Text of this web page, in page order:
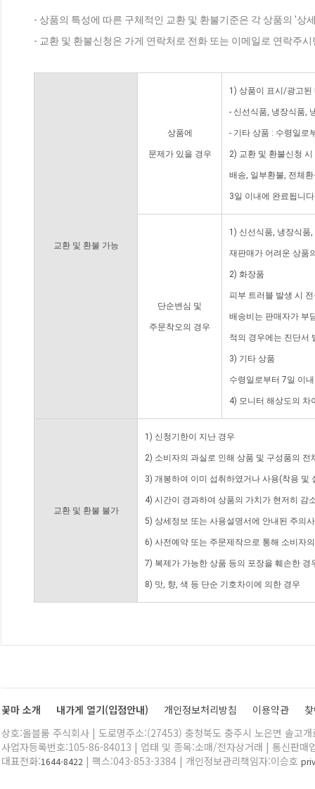
- 상품의 특성에 따른 구체적인 교환 및 환불기준은 각 상품의 '상
- 교환 및 환불신청은 가게 연락처로 전화 또는 이메일로 연락주
교환 및 환불 가능
상품에
문제가 있을 경우
1) 상품이 표시/광고된
- 신선식품, 냉장식품,
- 기타 상품 : 수령일로
2) 교환 및 환불신청
배송, 일부환불, 전체
3일 이내에 완료됩니
단순변심 및
주문착오의 경우
1) 신선식품, 냉장식품
재판매가 어려운 상품
2) 화장품
피부 트러블 발생 시
배송비는 판매자가 부
적의 경우에는 진단서
3) 기타 상품
수령일로부터 7일 이
4) 모니터 해상도의 차
교환 및 환불 불가
1) 신청기한이 지난 경우
2) 소비자의 과실로 인해 상품 및 구성품의
3) 개봉하여 이미 섭취하였거나 사용(착용 및
4) 시간이 경과하여 상품의 가치가 현저히 감
5) 상세정보 또는 사용설명서에 안내된 주의
6) 사전예약 또는 주문제작으로 통해 소비자
7) 복제가 가능한 상품 등의 포장을 훼손한 경
8) 맛, 향, 색 등 단순 기호차이에 의한 경우
꽃마 소개 내가게 열기(입점안내) 개인정보처리방침 이용약관
상호:올블룸 주식회사 | 도로명주소:(27453) 충청북도 충주시 노은면 솔고
사업자등록번호:105-86-84013 | 업태 및 종목:소매/전자상거래 | 통신판매
대표전화:1644-8422 | 팩스:043-853-3384 | 개인정보관리책임자:이승호